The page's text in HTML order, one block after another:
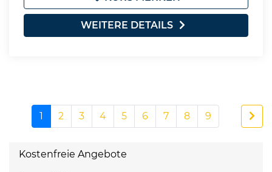
WEITERE DETAILS
1 2 3 4 5 6 7 8 9
Kostenfreie Angebote